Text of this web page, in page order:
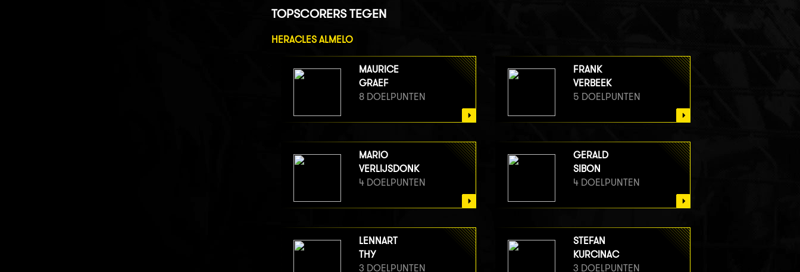
TOPSCORERS TEGEN
HERACLES ALMELO
MAURICE
GRAEF
8 DOELPUNTEN
FRANK
VERBEEK
5 DOELPUNTEN
MARIO
VERLIJSDONK
4 DOELPUNTEN
GERALD
SIBON
4 DOELPUNTEN
LENNART
THY
3 DOELPUNTEN
STEFAN
KURCINAC
3 DOELPUNTEN